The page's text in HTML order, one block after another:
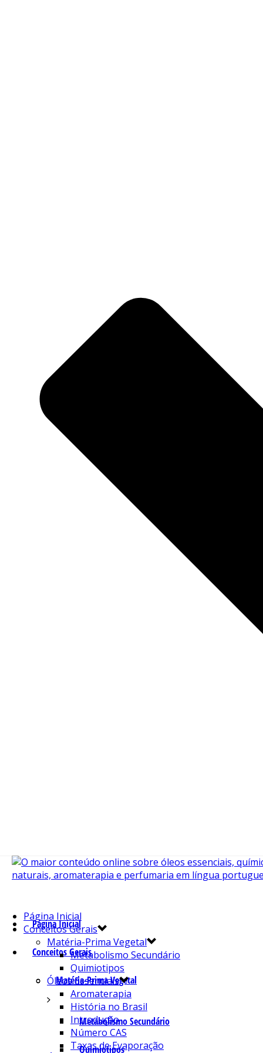
Página Inicial
Conceitos Gerais
Matéria-Prima Vegetal
Metabolismo Secundário
Quimiotipos
Página Inicial
Conceitos Gerais
Matéria-Prima Vegetal
Metabolismo Secundário
Quimiotipos
Óleos Essenciais
Aromaterapia
História no Brasil
Introdução
Número CAS
Taxas de Evaporação